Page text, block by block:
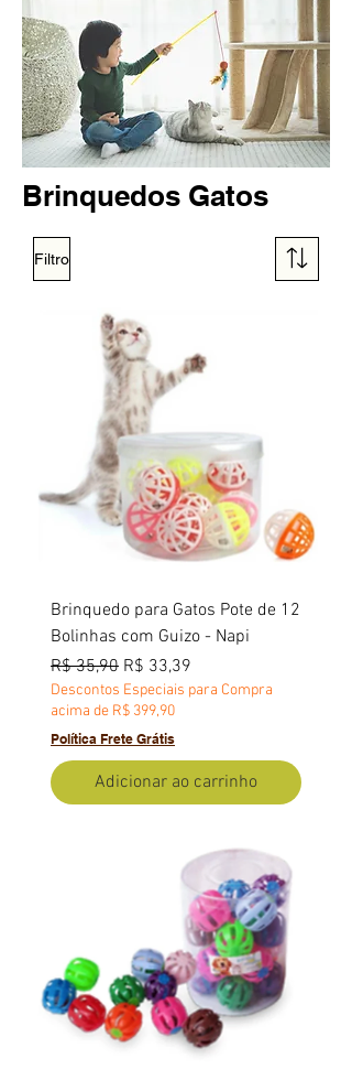
Brinquedos Gatos
Filtro
Brinquedo para Gatos Pote de 12
Bolinhas com Guizo - Napi
Preço normal
R$ 35,90 Preço promocional
R$ 33,39
Descontos Especiais para Compra
acima de R$ 399,90
Política Frete Grátis
Adicionar ao carrinho